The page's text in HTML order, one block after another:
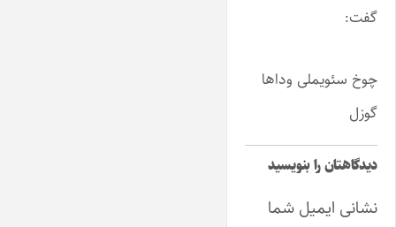
گفت:
چوخ سئویملی وداها
گوزل
دیدگاهتان را بنویسید
نشانی ایمیل شما